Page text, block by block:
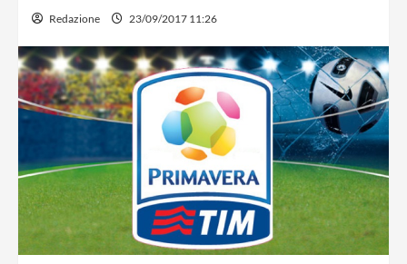
Redazione 23/09/2017 11:26